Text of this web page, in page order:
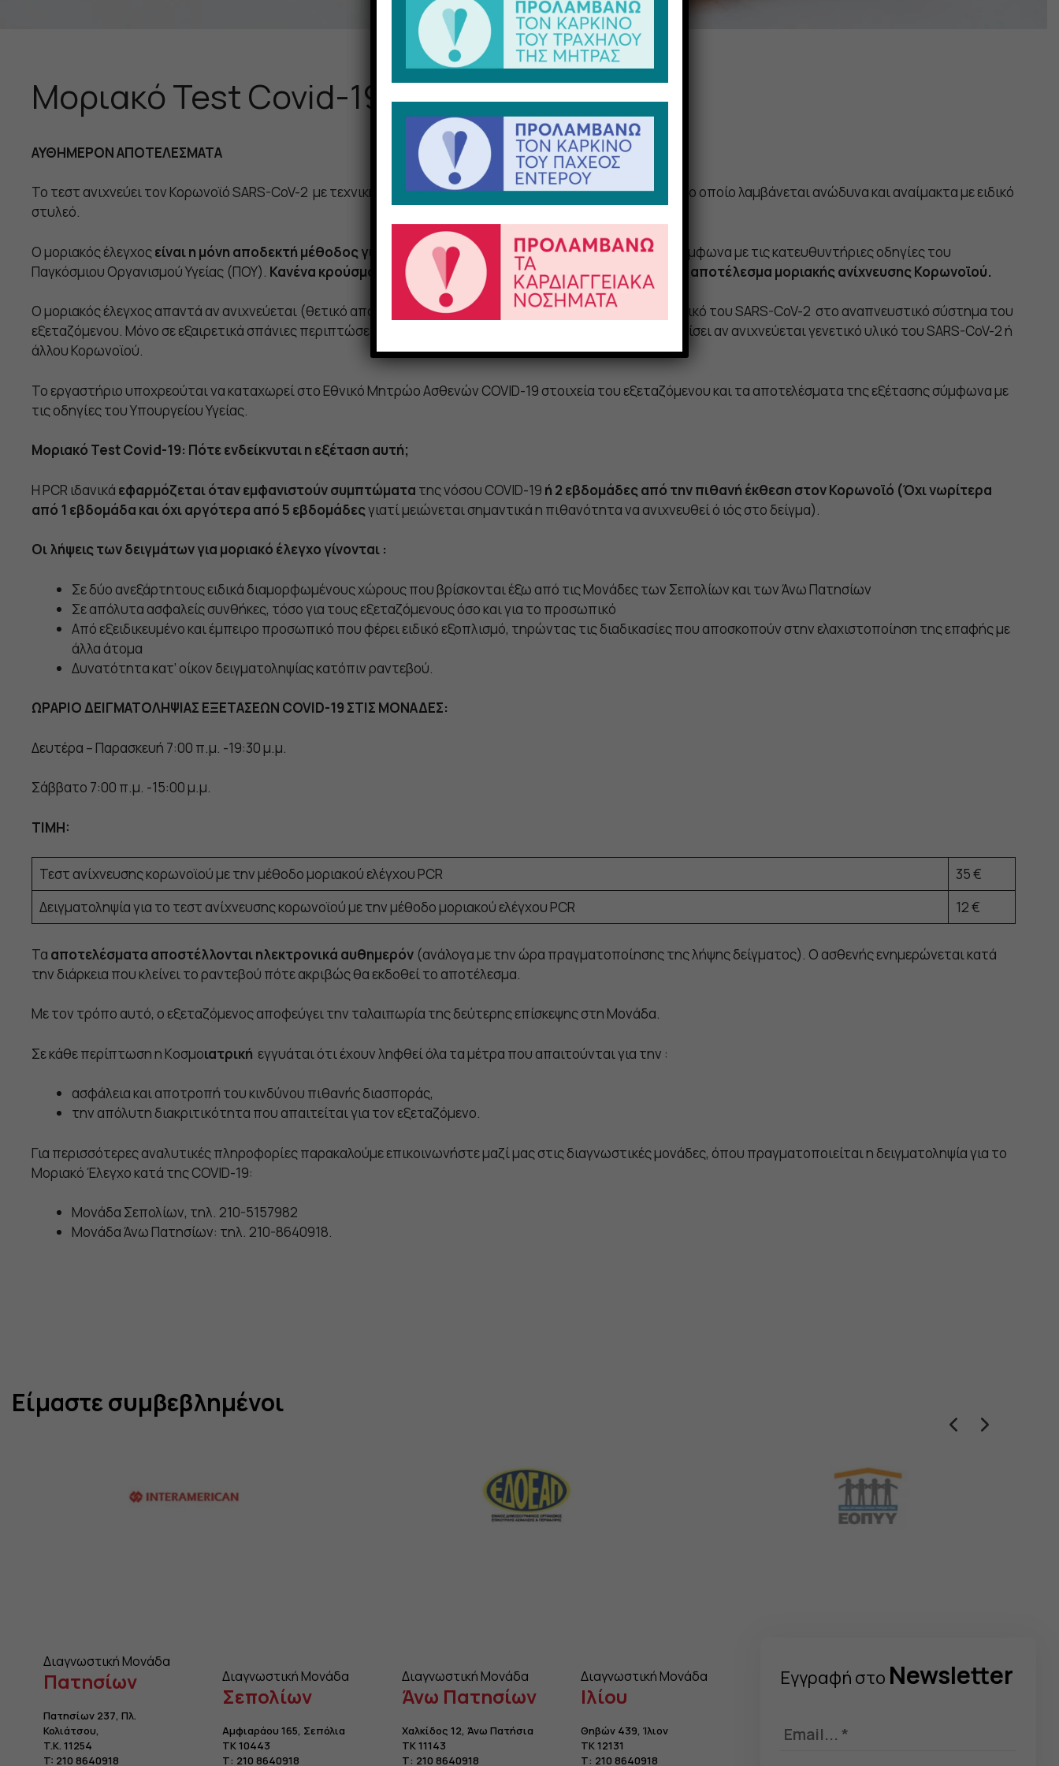
Μοριακό Test Covid-19 – Κορωνοϊού (PCR)
ΑΥΘΗΜΕΡΟΝ ΑΠΟΤΕΛΕΣΜΑΤΑ
Το τεστ ανιχνεύει τον Κορωνοϊό SARS-CoV-2 με τεχνική PCRσε δείγμα από την μύτη ή και τον φάρυγγα
το οποίο λαμβάνεται ανώδυνα και αναίμακτα με ειδικό
στυλεό.
Ο μοριακός έλεγχοςείναι η μόνη αποδεκτή μέθοδος για την διάγνωση της λοίμωξηςαπό SARS-CoV-2 σύμφωνα με τις κατευθυντήριες οδηγίες του
Παγκόσμιου Οργανισμού Υγείας (ΠΟΥ). Κανένα κρούσμα δεν θεωρείται επιβεβαιωμένο χωρίς ένα θετικό αποτέλεσμα μοριακής ανίχνευσης Κορωνοϊού.
Ο μοριακός έλεγχος απαντά αν ανιχνεύεται (θετικό αποτέλεσμα) ή όχι (αρνητικό αποτέλεσμα) γενετικό υλικό του SARS-CoV-2 στο αναπνευστικό σύστημα του
εξεταζόμενου. Μόνο σε εξαιρετικά σπάνιες περιπτώσεις το τεστ είναι αμφίβολο γιατί δεν μπορεί να ξεχωρίσει αν ανιχνεύεται γενετικό υλικό του SARS-CoV-2 ή
άλλου Κορωνοϊού.
Το εργαστήριο υποχρεούται να καταχωρεί στο Εθνικό Μητρώο Ασθενών COVID-19 στοιχεία του εξεταζόμενου και τα αποτελέσματα της εξέτασης σύμφωνα με
τις οδηγίες του Υπουργείου Υγείας.
Μοριακό Test Covid-19: Πότε ενδείκνυται η εξέταση αυτή;
Η PCR ιδανικά εφαρμόζεται όταν εμφανιστούν συμπτώματα της νόσου COVID-19 ή 2 εβδομάδες από την πιθανή έκθεση στον Κορωνοϊό (Όχι νωρίτερα
από 1 εβδομάδα και όχι αργότερα από 5 εβδομάδεςγιατί μειώνεται σημαντικά η πιθανότητα να ανιχνευθεί ό ιός στο δείγμα).
Οι λήψεις των δειγμάτων για μοριακό έλεγχο γίνονται :
Σε δύο ανεξάρτητους ειδικά διαμορφωμένους χώρους που βρίσκονται έξω από τις Μονάδες των Σεπολίων και των Άνω Πατησίων
Σε απόλυτα ασφαλείς συνθήκες, τόσο για τους εξεταζόμενους όσο και για το προσωπικό
Από εξειδικευμένο και έμπειρο προσωπικό που φέρει ειδικό εξοπλισμό, τηρώντας τις διαδικασίες που αποσκοπούν στην ελαχιστοποίηση της επαφής με
άλλα άτομα
Δυνατότητα κατ’ οίκον δειγματοληψίας κατόπιν ραντεβού.
ΩΡΑΡΙΟ ΔΕΙΓΜΑΤΟΛΗΨΙΑΣ ΕΞΕΤΑΣΕΩΝ COVID-19 ΣΤΙΣ ΜΟΝΑΔΕΣ:
Δευτέρα – Παρασκευή 7:00 π.μ. -19:30 μ.μ.
Σάββατο 7:00 π.μ. -15:00 μ.μ.
TIMH:
Τεστ ανίχνευσης κορωνοϊού με την μέθοδο μοριακού ελέγχου PCR
35 €
Δειγματοληψία για το τεστ ανίχνευσης κορωνοϊού με την μέθοδο μοριακού ελέγχου PCR
12 €
Τα αποτελέσματα αποστέλλονταιηλεκτρονικά αυθημερόν (ανάλογα με την ώρα πραγματοποίησης της λήψης δείγματος). Ο ασθενής ενημερώνεται κατά
την διάρκεια που κλείνει το ραντεβού πότε ακριβώς θα εκδοθεί το αποτέλεσμα.
Με τον τρόπο αυτό, ο εξεταζόμενος αποφεύγει την ταλαιπωρία της δεύτερης επίσκεψης στη Μονάδα.
Σε κάθε περίπτωση η Kοσμοιατρική εγγυάται ότι έχουν ληφθεί όλα τα μέτρα που απαιτούνται για την :
ασφάλεια και αποτροπή του κινδύνου πιθανής διασποράς,
την απόλυτη διακριτικότητα που απαιτείται για τον εξεταζόμενο.
Για περισσότερες αναλυτικές πληροφορίες παρακαλούμε επικοινωνήστε μαζί μας στις διαγνωστικές μονάδες, όπου πραγματοποιείται η δειγματοληψία για το
Μοριακό Έλεγχο κατά της COVID-19:
Μονάδα Σεπολίων, τηλ. 210-5157982
Μονάδα Άνω Πατησίων: τηλ. 210-8640918.
Είμαστε συμβεβλημένοι
Διαγνωστική Μονάδα
Πατησίων
Πατησίων 237, Πλ.
Κολιάτσου,
T.K. 11254
T: 210 8640918
Διαγνωστική Μονάδα
Σεπολίων
Αμφιαράου 165, Σεπόλια
TK 10443
Τ: 210 8640918
Διαγνωστική Μονάδα
Άνω Πατησίων
Χαλκίδος 12, Άνω Πατήσια
TK 11143
Τ: 210 8640918
Διαγνωστική Μονάδα
Ιλίου
Θηβών 439, Ίλιον
TK 12131
Τ: 210 8640918
Eγγραφή στo Newsletter